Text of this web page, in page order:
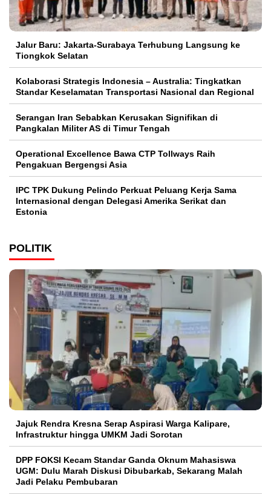
Jalur Baru: Jakarta-Surabaya Terhubung Langsung ke
Tiongkok Selatan
Kolaborasi Strategis Indonesia – Australia: Tingkatkan
Standar Keselamatan Transportasi Nasional dan Regional
Serangan Iran Sebabkan Kerusakan Signifikan di
Pangkalan Militer AS di Timur Tengah
Operational Excellence Bawa CTP Tollways Raih
Pengakuan Bergengsi Asia
IPC TPK Dukung Pelindo Perkuat Peluang Kerja Sama
Internasional dengan Delegasi Amerika Serikat dan
Estonia
POLITIK
Jajuk Rendra Kresna Serap Aspirasi Warga Kalipare,
Infrastruktur hingga UMKM Jadi Sorotan
DPP FOKSI Kecam Standar Ganda Oknum Mahasiswa
UGM: Dulu Marah Diskusi Dibubarkab, Sekarang Malah
Jadi Pelaku Pembubaran